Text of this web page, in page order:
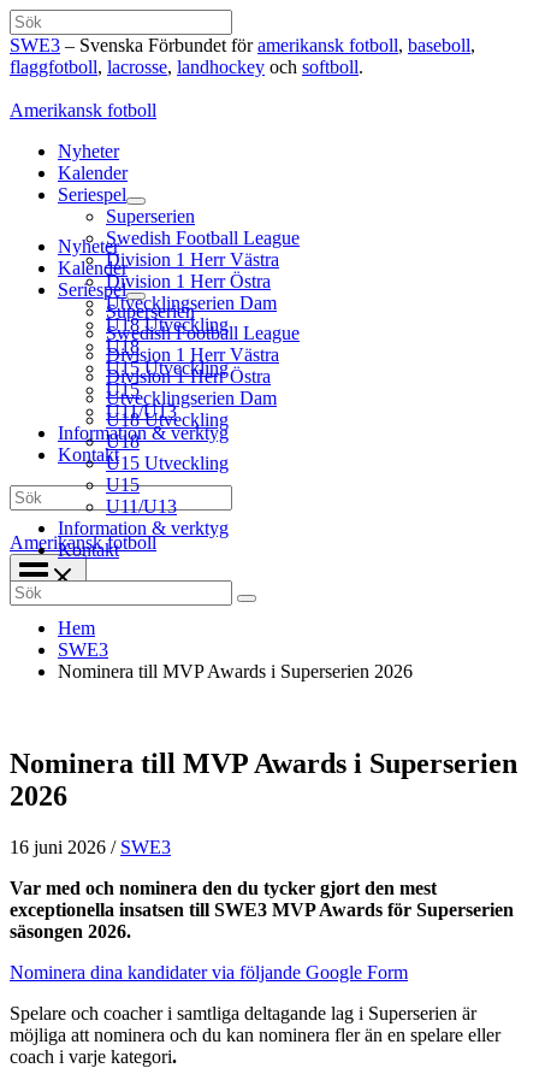
Hoppa
till
innehåll
Sök
SWE3 – Svenska Förbundet föramerikansk fotboll, baseboll,
flaggfotboll, lacrosse, landhockey och softboll.
Amerikansk fotboll
Nyheter
Kalender
Seriespel
Superserien
Swedish Football League
Division 1 Herr Västra
Division 1 Herr Östra
Utvecklingserien Dam
U18 Utveckling
U18
U15 Utveckling
U15
U11/U13
Information & verktyg
Kontakt
Sök
Amerikansk fotboll
Nyheter
Kalender
Seriespel
Superserien
Swedish Football League
Division 1 Herr Västra
Division 1 Herr Östra
Utvecklingserien Dam
U18 Utveckling
U18
U15 Utveckling
U15
U11/U13
Information & verktyg
Kontakt
Search
for:
Hem
SWE3
Nominera till MVP Awards i Superserien 2026
Nominera till MVP Awards i Superserien
2026
16 juni 2026 / SWE3
Var med och nominera den du tycker gjort den mest
exceptionella insatsen till SWE3 MVP Awards för Superserien
säsongen 2026.
Nominera dina kandidater via följande Google Form
Spelare och coacher i samtliga deltagande lag i Superserien är
möjliga att nominera och du kan nominera fler än en spelare eller
coach i varje kategori.